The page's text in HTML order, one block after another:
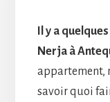
Il y a
Nerja à
appartement,
savoir quoi